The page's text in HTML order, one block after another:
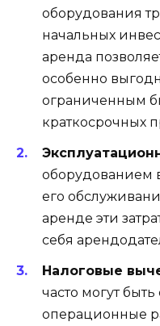
оборудования
начальных
аренда
особенно
ограниченным
краткосрочных
оборудованием
его
аренде эти
себя
Налоговые
часто могут
операционные